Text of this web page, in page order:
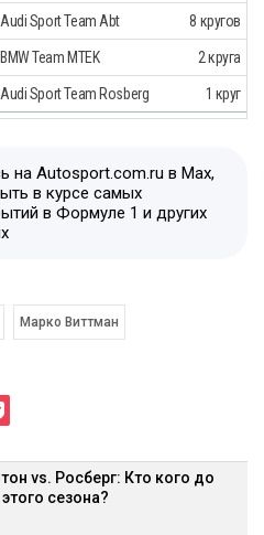
Audi Sport Team Abt 8 кругов
BMW Team MTEK 2 круга
Audi Sport Team Rosberg 1 круг
на Autosport.com.ru в Max,
в курсе самых
в Формуле 1 и других
Марко Виттман
vs. Росберг: Кто кого до
сезона?